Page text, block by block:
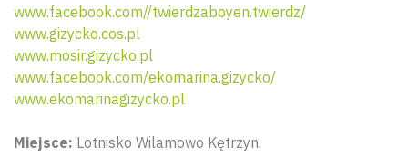
www.facebook.com//twierdzaboyen.twierdz/
www.gizycko.cos.pl
www.mosir.gizycko.pl
www.facebook.com/ekomarina.gizycko/
www.ekomarinagizycko.pl
Miejsce: Lotnisko Wilamowo Kętrzyn.